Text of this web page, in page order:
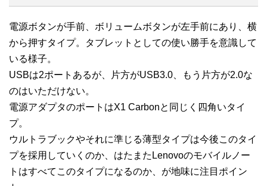
電源ボタンが手前、ボリュームボタンが左手前にあり、横
から押すタイプ。タブレットとしての使い勝手を意識して
いる様子。
USBは2ポートあるが、片方がUSB3.0、もう片方が2.0な
のはいただけない。
電源アダプタのポートはX1 Carbonと同じく四角いタイ
プ。
ウルトラブックやそれに準じる薄型タイプは今後このタイ
プを採用していくのか、はたまたLenovoのモバイルノー
トはすべてこのタイプになるのか、が地味に注目ポイン